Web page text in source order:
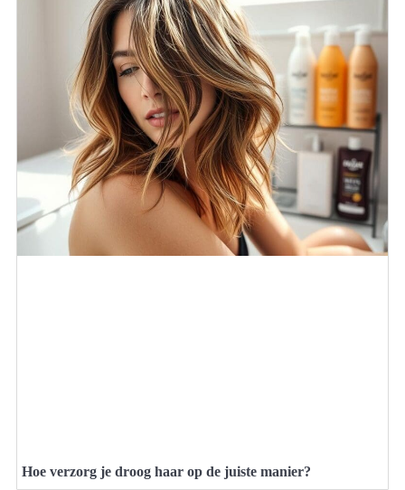
Hoe verzorg je droog haar op de juiste manier?